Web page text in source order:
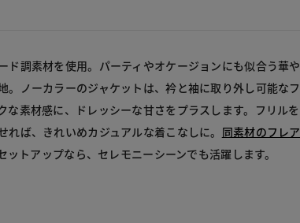
ド調素材を使用。パーティやオケージョンにも似合う華や
。ノーカラーのジャケットは、衿と袖に取り外し可能なフ
な素材感に、ドレッシーな甘さをプラスします。フリルを
れば、きれいめカジュアルな着こなしに。 同素材のフレア
ットアップなら、セレモニーシーンでも活躍します。